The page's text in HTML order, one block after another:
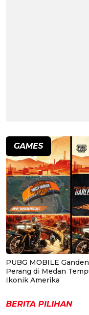
GAMES
PUBG MOBILE
Perang di Medan
Ikonik Amerika
BERITA PILIHAN